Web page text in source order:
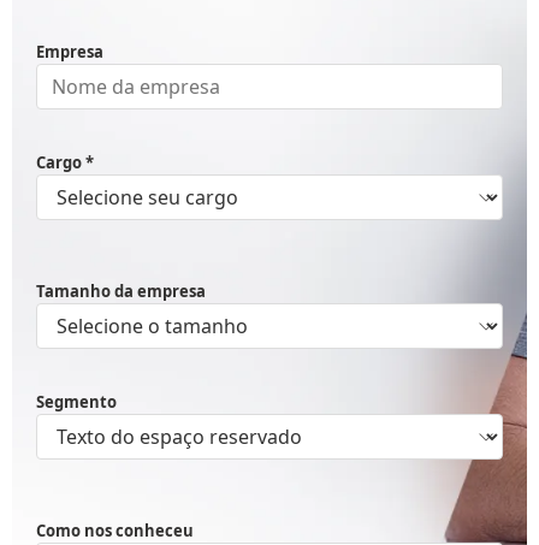
Empresa
Cargo *
Tamanho da empresa
Segmento
Como nos conheceu